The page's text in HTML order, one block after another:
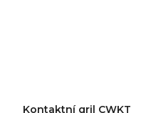
Kontaktní gril CWKT